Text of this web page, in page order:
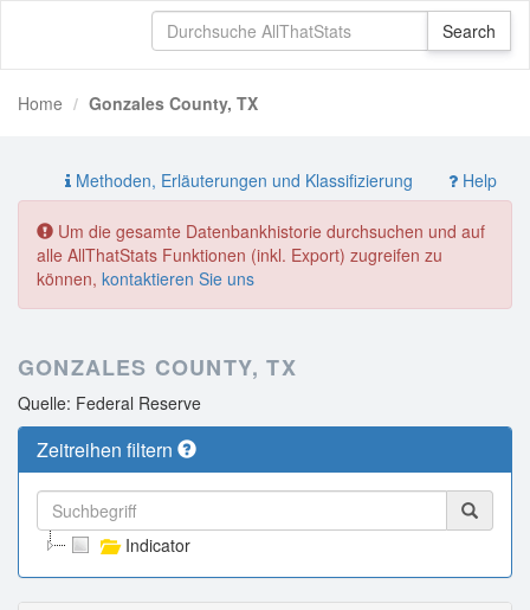
Home Gonzales County, TX
Methoden, Erläuterungen und Klassifizierung Help
Um die gesamte Datenbankhistorie durchsuchen und auf
alle AllThatStats Funktionen (inkl. Export) zugreifen zu
können, kontaktieren Sie uns
GONZALES COUNTY, TX
Quelle: Federal Reserve
Zeitreihen filtern
Indicator